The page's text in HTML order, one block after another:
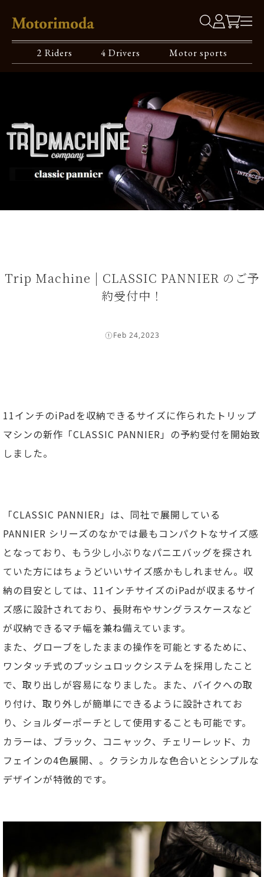
2 Riders 4 Drivers Motor sports
Trip Machine | CLASSIC PANNIER のご予
約受付中！
Feb 24,2023
11インチのiPadを収納できるサイズに作られたトリップ
マシンの新作「CLASSIC PANNIER」の予約受付を開始致
しました。
「CLASSIC PANNIER」は、同社で展開している
PANNIER シリーズのなかでは最もコンパクトなサイズ感
となっており、もう少し小ぶりなパニエバッグを探され
ていた方にはちょうどいいサイズ感かもしれません。収
納の目安としては、11インチサイズのiPadが収まるサイ
ズ感に設計されており、長財布やサングラスケースなど
が収納できるマチ幅を兼ね備えています。
また、グローブをしたままの操作を可能とするために、
ワンタッチ式のプッシュロックシステムを採用したこと
で、取り出しが容易になりました。また、バイクへの取
り付け、取り外しが簡単にできるように設計されてお
り、ショルダーポーチとして使用することも可能です。
カラーは、ブラック、コニャック、チェリーレッド、カ
フェインの4色展開、。クラシカルな色合いとシンプルな
デザインが特徴的です。